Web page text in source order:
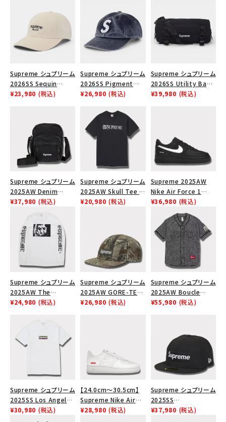
ログイン 会員登録
Follow us
ツイル キャンプキャップ
ブラック
Supreme シュプリーム
2026SS Sequin
Denim Classic Logo
6パネルキャップ ナチュ
¥23,980 (税込)
Supreme シュプリーム
2026SS Pigment
Coated S Logo 6-
テッド Sロゴ 6パネル
ネイビー
¥26,980 (税込)
Supreme シュプリーム
2026SS Utility Bag
ユーティリティバッグ ブ
¥39,980 (税込)
Supreme シュプリーム
2025AW Denim
Shoulder Bag デニム
¥37,980 (税込)
Supreme シュプリーム
2025AW Skull Tee ス
カル Tシャツ ブラック
¥20,980 (税込)
Supreme 2025AW
Nike Air Force 1
Low シュプリーム ナイ
キエアフォース１スニー
カー シューズ ブラック
¥36,980 (税込)
Supreme シュプリーム
2025AW The
Exorcist Mother L/S
ザー ロングスリーブT
¥24,980 (税込)
Supreme シュプリーム
2025AW GORE-TEX
Zip Pocket Camp
¥26,980 (税込)
Supreme シュプリーム
2025AW Boucle
Baseball Jersey ブー
¥55,980 (税込)
Supreme シュプリーム
2025SS Los Angeles
Fire Relief Box Logo
Tee ファイヤーリリー
¥30,980 (税込)
【24.0cm～30.5cm】
Supreme Nike Air
Force 1 Low シュプリ
¥28,980 (税込)
Supreme シュプリーム
2025SS
Championship Box
¥37,980 (税込)